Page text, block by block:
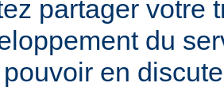
partager votre
du
en